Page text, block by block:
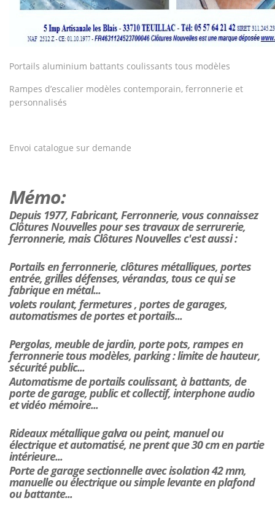
Portails aluminium battants coulissants tous modèles
Rampes d’escalier modèles contemporain, ferronnerie et
personnalisés
Envoi catalogue sur demande
Mémo:
Depuis 1977, Fabricant, Ferronnerie, vous connaissez
Clôtures Nouvelles pour ses travaux de serrurerie,
ferronnerie, mais Clôtures Nouvelles c'est aussi :
Portails en ferronnerie, clôtures métalliques, portes
entrée, grilles défenses, vérandas, tous ce qui se
fabrique en métal...
volets roulant, fermetures , portes de garages,
automatismes de portes et portails...
Pergolas, meuble de jardin, porte pots, rampes en
ferronnerie tous modèles, parking : limite de hauteur,
sécurité public...
Automatisme de portails coulissant, à battants, de
porte de garage, public et collectif, interphone audio
et vidéo mémoire...
Rideaux métallique galva ou peint, manuel ou
électrique et automatisé, ne prent que 30 cm en partie
intérieure...
Porte de garage sectionnelle avec isolation 42 mm,
manuelle ou électrique ou simple levante en plafond
ou battante...